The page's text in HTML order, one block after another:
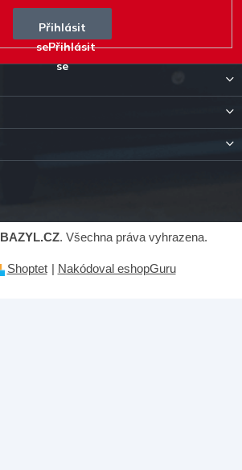
Přihlásit
se
Shoptet | Nakódoval eshopGuru
BAZYL.CZ. Všechna práva vyhrazena.